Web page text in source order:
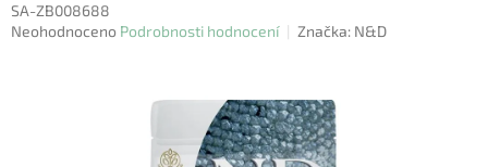
SA-ZB008688
Průměrné
Neohodnoceno Podrobnosti hodnocení Značka: N&D